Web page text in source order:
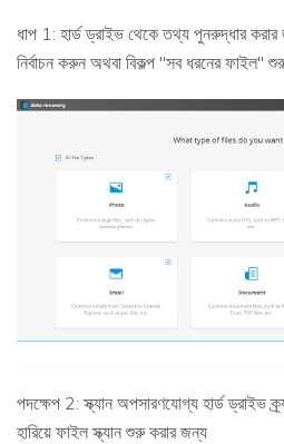
ধাপ 1: হার্ড ড্রাইভ থেকে তথ্য পুনরুদ্ধার করার
নির্বাচন করুন অথবা বিকল্প "সব ধরনের ফাইল"
পদক্ষেপ 2: স্ক্যান অপসারণযোগ্য হার্ড ড্রাইভ
হারিয়ে ফাইল স্ক্যান শুরু করার জন্য